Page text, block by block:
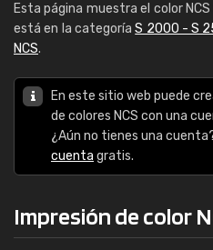
Esta página muestra el color NCS
está en la categoríaS 2000 - S
NCS.
En este sitio web puede
de colores NCS con una
¿Aún no tienes una
cuenta gratis.
Impresión de color